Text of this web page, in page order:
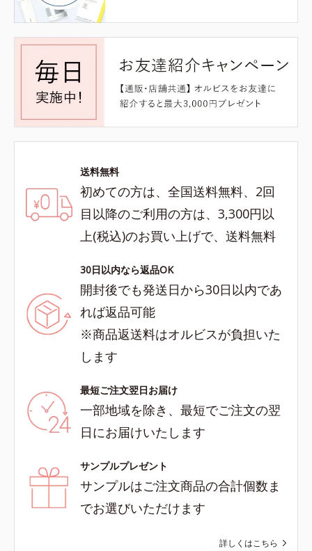
送料無料
初めての方は、全国送料無料、2回
目以降のご利用の方は、3,300円以
上(税込)のお買い上げで、送料無料
30日以内なら返品OK
開封後でも発送日から30日以内であ
れば返品可能
※商品返送料はオルビスが負担いた
します
最短ご注文翌日お届け
一部地域を除き、最短でご注文の翌
日にお届けいたします
サンプルプレゼント
サンプルはご注文商品の合計個数ま
でお選びいただけます
詳しくはこちら